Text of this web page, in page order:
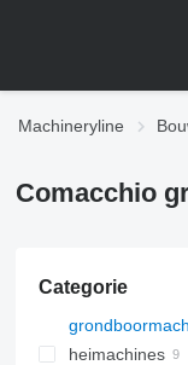
Machineryline
Comacchio
Categorie
heimachines